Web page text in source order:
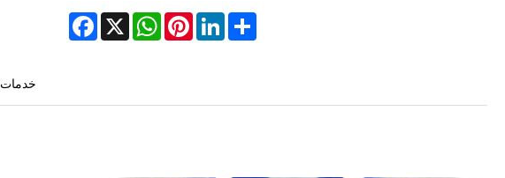
Facebook
X WhatsAppPinterestLinkedIn
خدمات